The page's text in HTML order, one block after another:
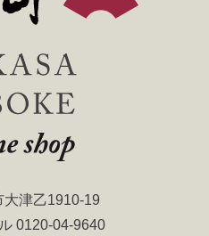
津乙1910-19
0120-04-9640